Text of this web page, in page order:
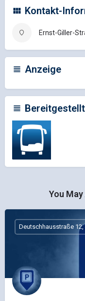
Kontakt-
Ernst-Giller-
Anzeige
You
Deutschhausstraße 12,